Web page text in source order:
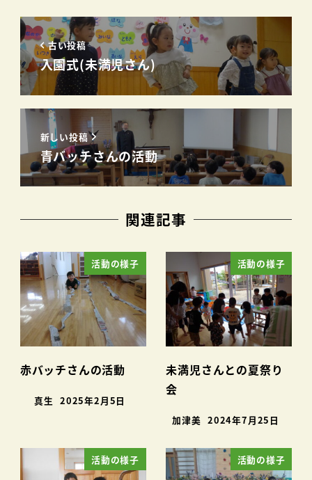
古い投稿
入園式(未満児さん)
新しい投稿
青バッチさんの活動
関連記事
活動の様子
赤バッチさんの活動
真生 2025年2月5日
活動の様子
未満児さんとの夏祭り
会
加津美 2024年7月25日
活動の様子 活動の様子